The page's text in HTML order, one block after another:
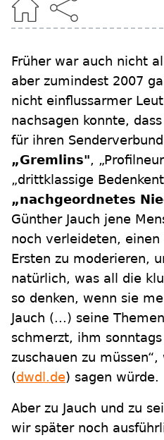
Früher war auch nicht
aber zumindest 2007
nicht einflussarmer
nachsagen konnte,
für ihren
„Gremlins",
„drittklassige
„nachgeordnetes
Günther Jauch jene
noch verleideten, einen
Ersten zu moderieren,
natürlich, was all die
so denken, wenn sie
Jauch (...) seine
schmerzt, ihm
zuschauen zu
(dwdl.de) sagen würde.
Aber zu Jauch und zu
wir später noch